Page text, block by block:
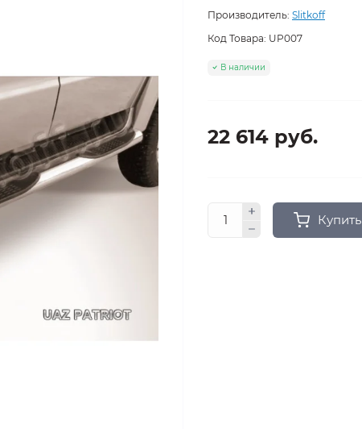
Производитель: Slitkoff
Код Товара: UP007
В наличии
22 614 руб.
Купить